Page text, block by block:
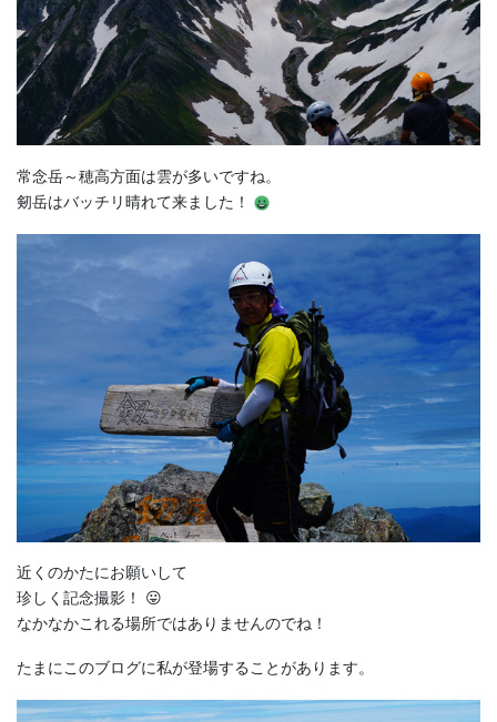
常念岳～穂高方面は雲が多いですね。
剱岳はバッチリ晴れて来ました！
近くのかたにお願いして
珍しく記念撮影！ 😛
なかなかこれる場所ではありませんのでね！
たまにこのブログに私が登場することがあります。